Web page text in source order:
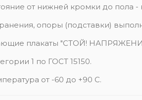
от нижней кромки до пола -
опоры (подставки)
плакаты "СТОЙ!
1 по ГОСТ 15150.
от -60 до +90 С.